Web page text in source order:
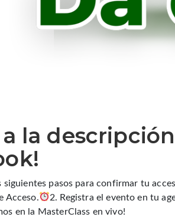
a la
siguientes pasos para confirmar tu
Acceso.
2. Registra el evento en tu
en la MasterClass en vivo!